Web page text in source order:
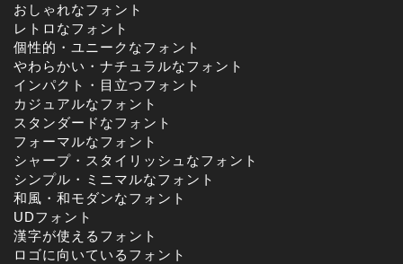
おしゃれなフォント
レトロなフォント
個性的・ユニークなフォント
やわらかい・ナチュラルなフォント
インパクト・目立つフォント
カジュアルなフォント
スタンダードなフォント
フォーマルなフォント
シャープ・スタイリッシュなフォント
シンプル・ミニマルなフォント
和風・和モダンなフォント
UDフォント
漢字が使えるフォント
ロゴに向いているフォント